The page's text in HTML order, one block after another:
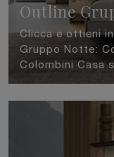
Outline
Clicca e ottieni
Gruppo Notte:
Colombini Casa